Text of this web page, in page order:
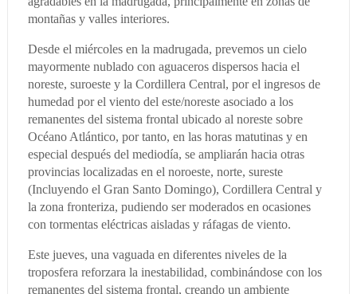
montañas y valles interiores.
Desde el miércoles en la madrugada, prevemos un cielo
mayormente nublado con aguaceros dispersos hacia el
noreste, suroeste y la Cordillera Central, por el ingresos de
humedad por el viento del este/noreste asociado a los
remanentes del sistema frontal ubicado al noreste sobre
Océano Atlántico, por tanto, en las horas matutinas y en
especial después del mediodía, se ampliarán hacia otras
provincias localizadas en el noroeste, norte, sureste
(Incluyendo el Gran Santo Domingo), Cordillera Central y
la zona fronteriza, pudiendo ser moderados en ocasiones
con tormentas eléctricas aisladas y ráfagas de viento.
Este jueves, una vaguada en diferentes niveles de la
troposfera reforzara la inestabilidad, combinándose con los
remanentes del sistema frontal, creando un ambiente